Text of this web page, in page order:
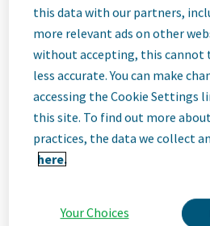
ID: 68550
Wir sind Teva
this data with our partners,
more relevant ads on other
without accepting, this cannot
less accurate. You can make
accessing the Cookie Settings
this site. To find out more
practices, the data we collect
here.
Your Choices